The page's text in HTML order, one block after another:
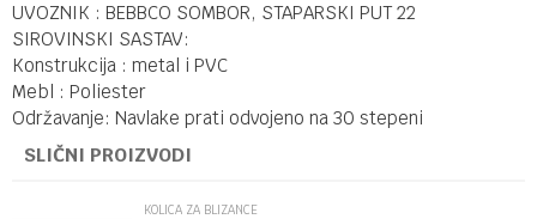
UVOZNIK : BEBBCO SOMBOR, STAPARSKI PUT 22
SIROVINSKI SASTAV:
Konstrukcija : metal i PVC
Mebl : Poliester
Održavanje: Navlake prati odvojeno na 30 stepeni
SLIČNI PROIZVODI
KOLICA ZA BLIZANCE